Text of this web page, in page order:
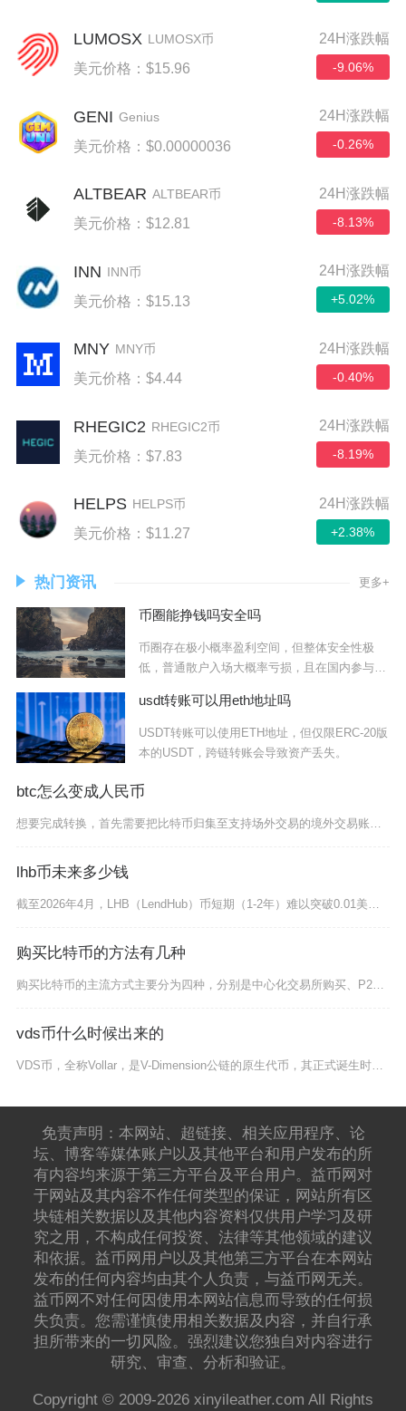
LUMOSX LUMOSX币
美元价格：$15.96
24H涨跌幅
-9.06%
GENI Genius
美元价格：$0.00000036
24H涨跌幅
-0.26%
ALTBEAR ALTBEAR币
美元价格：$12.81
24H涨跌幅
-8.13%
INN INN币
美元价格：$15.13
24H涨跌幅
+5.02%
MNY MNY币
美元价格：$4.44
24H涨跌幅
-0.40%
RHEGIC2 RHEGIC2币
美元价格：$7.83
24H涨跌幅
-8.19%
HELPS HELPS币
美元价格：$11.27
24H涨跌幅
+2.38%
热门资讯 更多+
币圈能挣钱吗安全吗
币圈存在极小概率盈利空间，但整体安全性极
低，普通散户入场大概率亏损，且在国内参与虚
usdt转账可以用eth地址吗
USDT转账可以使用ETH地址，但仅限ERC-20版
本的USDT，跨链转账会导致资产丢失。
btc怎么变成人民币
想要完成转换，首先需要把比特币归集至支持场外交易的境外交易账户，如果资产存放在去中心化钱包
lhb币未来多少钱
截至2026年4月，LHB（LendHub）币短期（1-2年）难以突破0.01美元，中期（
购买比特币的方法有几种
购买比特币的主流方式主要分为四种，分别是中心化交易所购买、P2P点对点交易、比特币ATM机
vds币什么时候出来的
VDS币，全称Vollar，是V-Dimension公链的原生代币，其正式诞生时间为201
免责声明：本网站、超链接、相关应用程序、论
坛、博客等媒体账户以及其他平台和用户发布的所
有内容均来源于第三方平台及平台用户。益币网对
于网站及其内容不作任何类型的保证，网站所有区
块链相关数据以及其他内容资料仅供用户学习及研
究之用，不构成任何投资、法律等其他领域的建议
和依据。益币网用户以及其他第三方平台在本网站
发布的任何内容均由其个人负责，与益币网无关。
益币网不对任何因使用本网站信息而导致的任何损
失负责。您需谨慎使用相关数据及内容，并自行承
担所带来的一切风险。强烈建议您独自对内容进行
研究、审查、分析和验证。
Copyright © 2009-2026 xinyileather.com All Rights